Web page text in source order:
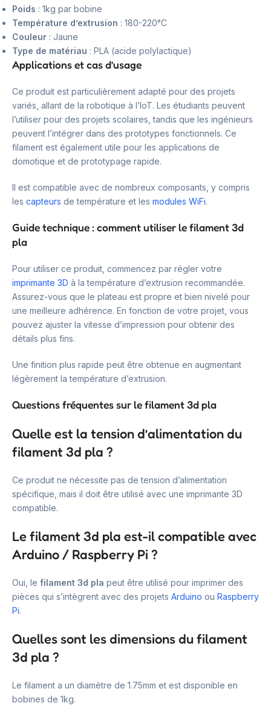
Poids : 1kg par bobine
Température d’extrusion : 180-220°C
Couleur : Jaune
Type de matériau : PLA (acide polylactique)
Applications et cas d’usage
Ce produit est particulièrement adapté pour des projets
variés, allant de la robotique à l’IoT. Les étudiants peuvent
l’utiliser pour des projets scolaires, tandis que les ingénieurs
peuvent l’intégrer dans des prototypes fonctionnels. Ce
filament est également utile pour les applications de
domotique et de prototypage rapide.
Il est compatible avec de nombreux composants, y compris
les capteurs de température et les modules WiFi.
Guide technique : comment utiliser le filament 3d
pla
Pour utiliser ce produit, commencez par régler votre
imprimante 3D à la température d’extrusion recommandée.
Assurez-vous que le plateau est propre et bien nivelé pour
une meilleure adhérence. En fonction de votre projet, vous
pouvez ajuster la vitesse d’impression pour obtenir des
détails plus fins.
Une finition plus rapide peut être obtenue en augmentant
légèrement la température d’extrusion.
Questions fréquentes sur le filament 3d pla
Quelle est la tension d’alimentation du
filament 3d pla ?
Ce produit ne nécessite pas de tension d’alimentation
spécifique, mais il doit être utilisé avec une imprimante 3D
compatible.
Le filament 3d pla est-il compatible avec
Arduino / Raspberry Pi ?
Oui, le filament 3d pla peut être utilisé pour imprimer des
pièces qui s’intègrent avec des projets Arduino ou Raspberry
Pi.
Quelles sont les dimensions du filament
3d pla ?
Le filament a un diamètre de 1.75mm et est disponible en
bobines de 1kg.